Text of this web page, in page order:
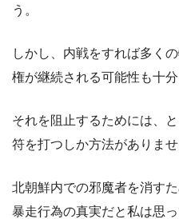
う。
しかし、内戦をすれば多く
権が継続される可能性も十分
それを阻止するためには、
符を打つしか方法がありませ
北朝鮮内での邪魔者を消す
暴走行為の真実だと私は思っ